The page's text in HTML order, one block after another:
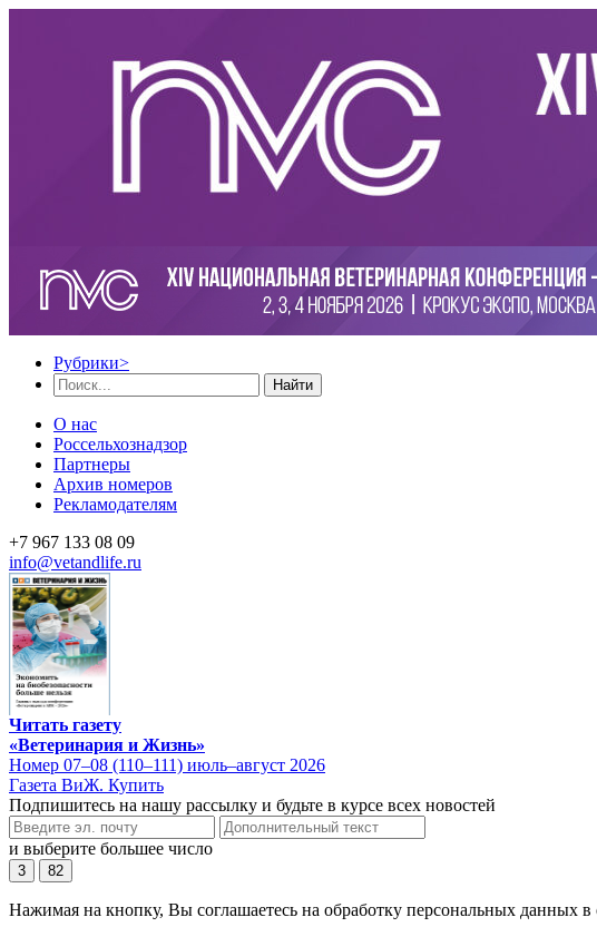
Рубрики>
Найти
О нас
Россельхознадзор
Партнеры
Архив номеров
Рекламодателям
+7 967 133 08 09
info@vetandlife.ru
Читать газету
«Ветеринария и Жизнь»
Номер 07–08 (110–111) июль–август 2026
Газета ВиЖ. Купить
Подпишитесь на нашу рассылку и будьте в курсе всех новостей
и выберите большее число
3 82
Нажимая на кнопку, Вы соглашаетесь на обработку персональных данных в